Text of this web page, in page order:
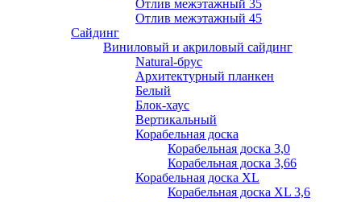
Отлив межэтажный 35
Отлив межэтажный 45
Сайдинг
Виниловый и акриловый сайдинг
Natural-брус
Архитектурный планкен
Белый
Блок-хаус
Вертикальный
Корабельная доска
Корабельная доска 3,0
Корабельная доска 3,66
Корабельная доска XL
Корабельная доска XL 3,6